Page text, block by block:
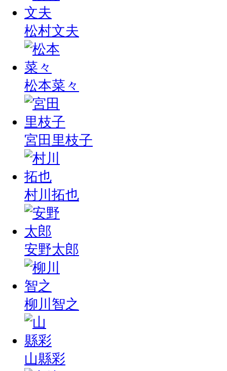
松村文夫
松本菜々
宮田里枝子
村川拓也
安野太郎
柳川智之
山縣彩